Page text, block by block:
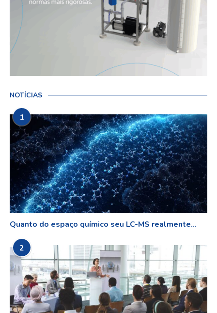
NOTÍCIAS
1
Quanto do espaço químico seu LC-MS realmente...
2